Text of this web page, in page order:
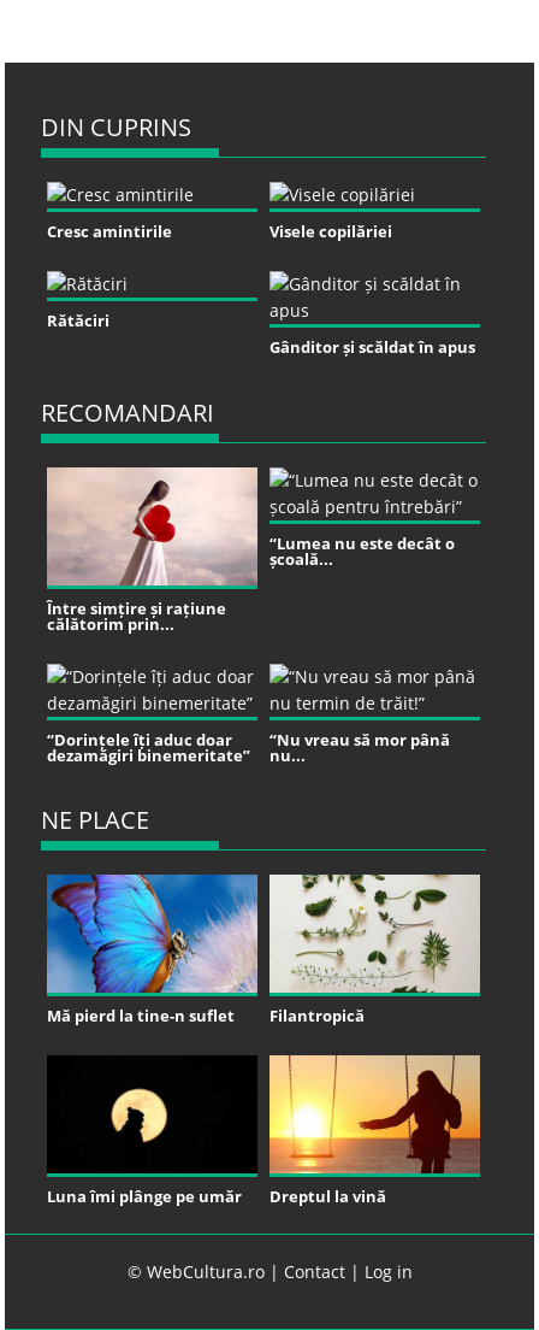
DIN CUPRINS
Cresc amintirile Visele copilăriei
Rătăciri
Gânditor și scăldat în apus
RECOMANDARI
Între simțire și rațiune
călătorim prin...
“Lumea nu este decât o
școală...
“Dorințele îți aduc doar
dezamăgiri binemeritate”
“Nu vreau să mor până
nu...
NE PLACE
Mă pierd la tine-n suflet Filantropică
Luna îmi plânge pe umăr Dreptul la vină
© WebCultura.ro | Contact| Log in